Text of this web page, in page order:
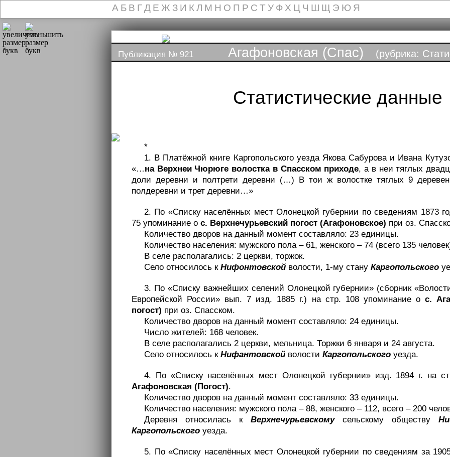
А Б В ГД Е Ж З И К Л М Н О П Р С Т У Ф Х Ц Ч Ш Щ Э Ю Я
Публикация № 921 Агафоновская (Спас) (рубрика:
Статистические данные
*
1. В Платёжной книге Каргопольского уезда Якова Сабурова и Ивана
«…на Верхнеи Чюрюге волостка в Спасском приходе, а в неи тяглых
доли деревни и полтрети деревни (…) В тои ж волостке тяглых 9
полдеревни и трет деревни…»
2. По «Списку населённых мест Олонецкой губернии по сведениям 1873
75 упоминание о с. Верхнечурьевский погост (Агафоновское) при оз.
Количество дворов на данный момент составляло: 23 единицы.
Количество населения: мужского пола – 61, женского – 74 (всего 135
В селе располагались: 2 церкви, торжок.
Село относилось к Нифонтовской волости, 1-му стану Каргопольского
3. По «Списку важнейших селений Олонецкой губернии» (сборник
Европейской России» вып. 7 изд. 1885 г.) на стр. 108 упоминание о с.
погост) при оз. Спасском.
Количество дворов на данный момент составляло: 24 единицы.
Число жителей: 168 человек.
В селе располагались 2 церкви, мельница. Торжки 6 января и 24 августа.
Село относилось к Нифантовской волости Каргопольского уезда.
4. По «Списку населённых мест Олонецкой губернии» изд. 1894 г. на
Агафоновская (Погост).
Количество дворов на данный момент составляло: 33 единицы.
Количество населения: мужского пола – 88, женского – 112, всего – 200
Деревня относилась к Верхнечурьевскомусельскому обществу
Каргопольского уезда.
5. По «Списку населённых мест Олонецкой губернии по сведениям за